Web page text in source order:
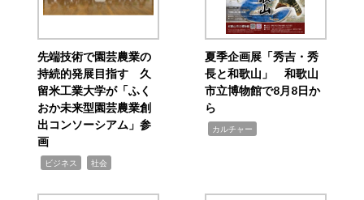
先端技術で園芸農業の
持続的発展目指す 久
留米工業大学が「ふく
おか未来型園芸農業創
出コンソーシアム」参
画
ビジネス 社会
夏季企画展「秀吉・秀
長と和歌山」 和歌山
市立博物館で8月8日か
ら
カルチャー